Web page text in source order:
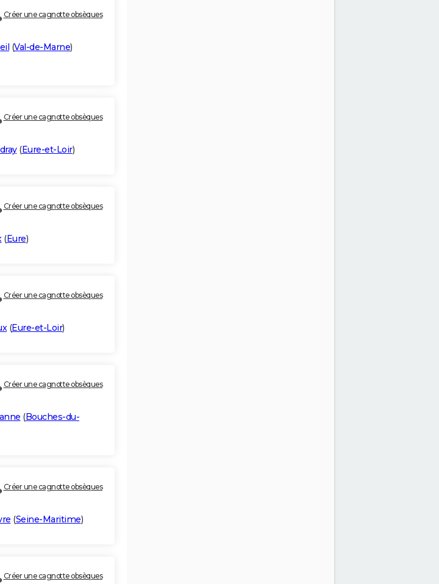
Créer une cagnotte obsèques
(Val-de-Marne)
Créer une cagnotte obsèques
(Eure-et-Loir)
Créer une cagnotte obsèques
(Eure)
Créer une cagnotte obsèques
(Eure-et-Loir)
Créer une cagnotte obsèques
(Bouches-du-
Créer une cagnotte obsèques
(Seine-Maritime)
Créer une cagnotte obsèques